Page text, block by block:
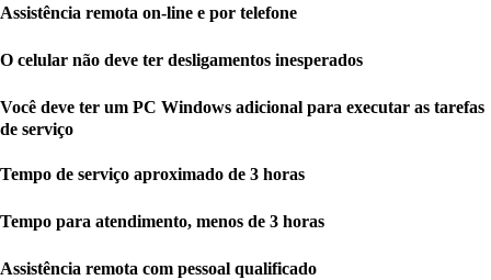
Assistência remota on-line e por telefone
O celular não deve ter desligamentos inesperados
Você deve ter um PC Windows adicional para executar as tarefas
de serviço
Tempo de serviço aproximado de 3 horas
Tempo para atendimento, menos de 3 horas
Assistência remota com pessoal qualificado